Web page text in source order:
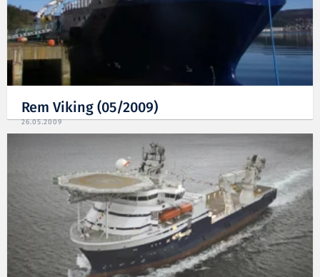
Rem Viking (05/2009)
26.05.2009